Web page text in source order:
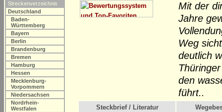
Streckenverzeichnis
Deutschland
Baden-
Württemberg
Bayern
Berlin
Brandenburg
Bremen
Hamburg
Hessen
Mecklenburg-
Vorpommern
Niedersachsen
Nordrhein-
Westfalen
Mit der
Jahre
Weg
deutlich
den
führt..
Steckbrief / Literatur